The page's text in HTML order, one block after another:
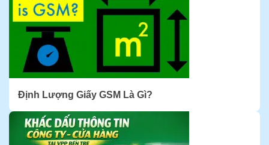
Định Lượng Giấy GSM Là Gì?